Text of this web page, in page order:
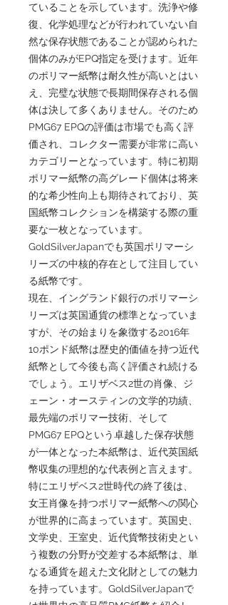
ていることを示しています。洗浄や修
復、化学処理などが行われていない自
然な保存状態であることが認められた
個体のみがEPQ指定を受けます。近年
のポリマー紙幣は耐久性が高いとはい
え、完璧な状態で長期間保存される個
体は決して多くありません。そのため
PMG67 EPQの評価は市場でも高く評
価され、コレクター需要が非常に高い
カテゴリーとなっています。特に初期
ポリマー紙幣の高グレード個体は将来
的な希少性向上も期待されており、英
国紙幣コレクションを構築する際の重
要な一枚となっています。
GoldSilverJapanでも英国ポリマーシ
リーズの中核的存在として注目してい
る紙幣です。
現在、イングランド銀行のポリマーシ
リーズは英国通貨の標準となっていま
すが、その始まりを象徴する2016年
10ポンド紙幣は歴史的価値を持つ近代
紙幣として今後も高く評価され続ける
でしょう。エリザベス2世の肖像、ジ
ェーン・オースティンの文学的功績、
最先端のポリマー技術、そして
PMG67 EPQという卓越した保存状態
が一体となった本紙幣は、近代英国紙
幣収集の理想的な代表例と言えます。
特にエリザベス2世時代の終了後は、
女王肖像を持つポリマー紙幣への関心
が世界的に高まっています。英国史、
文学史、王室史、近代貨幣技術史とい
う複数の分野が交差する本紙幣は、単
なる通貨を超えた文化財としての魅力
を持っています。GoldSilverJapanで